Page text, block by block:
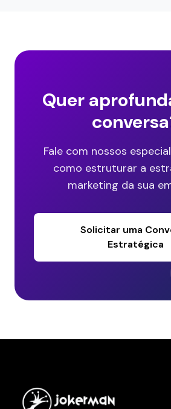
Quer
Fale com nossos
como estruturar a
marketing da sua
Solicitar uma
Estratégica